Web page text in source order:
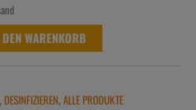
WARENKORB
DESINFIZIEREN, ALLE PRODUKTE